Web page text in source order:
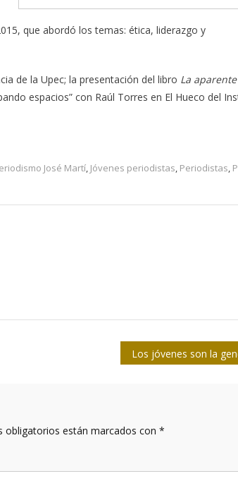
que abordó los temas: ética, liderazgo y
de la Upec; la presentación del libro La aparente
espacios” con Raúl Torres en El Hueco del
José Martí, Jóvenes periodistas, Periodistas,
obligatorios están marcados con *